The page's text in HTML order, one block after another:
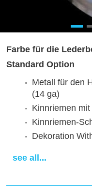
Farbe für die
Standard Option
Metall für den
(14 ga)
Kinnriemen
Kinnriemen-
Dekoration
see all...